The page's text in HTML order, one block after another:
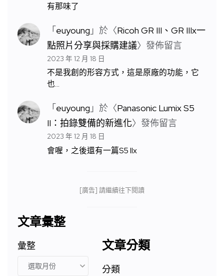
有那味了
「euyoung 」於〈Ricoh GR III、GR IIIx一
點照片分享與採購建議〉發佈留言
2023 年 12 月 18 日
不是我創的形容方式，這是原廠的功能，它
也…
「euyoung 」於〈Panasonic Lumix S5
II：拍錄雙備的新進化〉發佈留言
2023 年 12 月 18 日
會喔，之後還有一篇S5 IIx
[廣告] 請繼續往下閱讀
文章彙整
彙整 文章分類
分類